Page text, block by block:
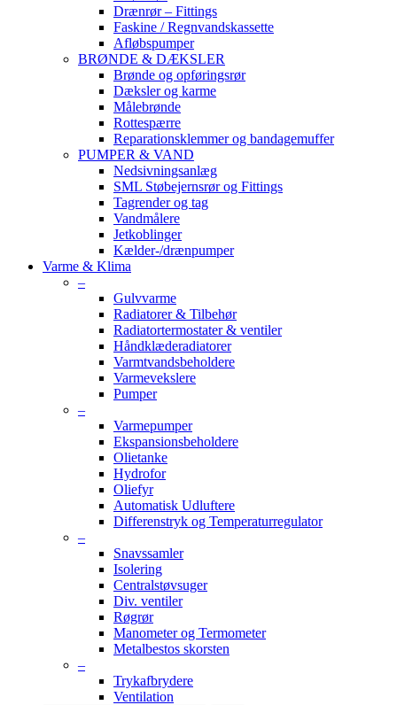
Drænrør – Fittings
Faskine / Regnvandskassette
Afløbspumper
BRØNDE & DÆKSLER
Brønde og opføringsrør
Dæksler og karme
Målebrønde
Rottespærre
Reparationsklemmer og bandagemuffer
PUMPER & VAND
Nedsivningsanlæg
SML Støbejernsrør og Fittings
Tagrender og tag
Vandmålere
Jetkoblinger
Kælder-/drænpumper
Varme & Klima
–
Gulvvarme
Radiatorer & Tilbehør
Radiatortermostater & ventiler
Håndklæderadiatorer
Varmtvandsbeholdere
Varmevekslere
Pumper
–
Varmepumper
Ekspansionsbeholdere
Olietanke
Hydrofor
Oliefyr
Automatisk Udluftere
Differenstryk og Temperaturregulator
–
Snavssamler
Isolering
Centralstøvsuger
Div. ventiler
Røgrør
Manometer og Termometer
Metalbestos skorsten
–
Trykafbrydere
Ventilation